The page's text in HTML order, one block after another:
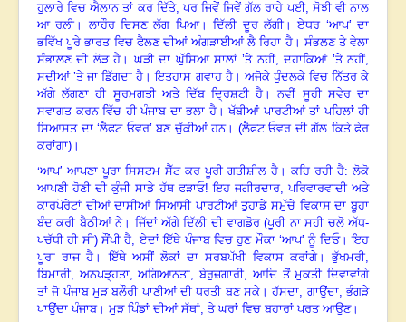
ਹੁਲਾਰੇਵਿਚ ਐਲਾਨ ਤਾਂ ਕਰ ਦਿੱਤੇ, ਪਰ ਜਿਵੇਂ ਜਿਵੇਂ ਗੱਲ ਰਾਹੇ ਪਈ, ਸੋਝੀ ਵੀ ਨਾਲ
ਆ ਰਲ਼ੀ। ਲਾਹੌਰ ਦਿਸਣ ਲੱਗ ਪਿਆ। ਦਿੱਲੀ ਦੂਰ ਲੱਗੀ। ਏਧਰ ‘ਆਪ’ਦਾ
ਭਵਿੱਖ ਪੂਰੇ ਭਾਰਤ ਵਿਚ ਫੈਲਣ ਦੀਆਂ ਅੰਗੜਾਈਆਂ ਲੈ ਰਿਹਾ ਹੈ। ਸੰਭਲਣ ਤੇ ਵੇਲਾ
ਸੰਭਾਲਣ ਦੀ ਲੋੜ ਹੈ। ਘੜੀ ਦਾ ਘੁੱਸਿਆ ਸਾਲਾਂ’ਤੇ ਨਹੀਂ,ਦਹਾਕਿਆਂ ’ਤੇ ਨਹੀਂ,
ਸਦੀਆਂ’ਤੇ ਜਾ ਡਿੱਗਦਾ ਹੈ। ਇਤਹਾਸ ਗਵਾਹ ਹੈ। ਅਜੋਕੇ ਧੁੰਦਲਕੇ ਵਿਚ ਨਿੱਤਰ ਕੇ
ਅੱਗੇ ਲੱਗਣਾ ਹੀ ਸੂਰਮਗਤੀ ਅਤੇ ਦਿੱਬ ਦ੍ਰਿਸ਼ਟੀ ਹੈ। ਨਵੀਂ ਸੂਹੀ ਸਵੇਰ ਦਾ
ਸਵਾਗਤ ਕਰਨ ਵਿੱਚ ਹੀ ਪੰਜਾਬ ਦਾ ਭਲਾ ਹੈ। ਖੱਬੀਆਂ ਪਾਰਟੀਆਂ ਤਾਂ ਪਹਿਲਾਂ ਹੀ
ਸਿਆਸਤ ਦਾ ‘ਲੈਫਟ ਓਵਰ’ ਬਣ ਚੁੱਕੀਆਂ ਹਨ। (ਲੈਫਟ ਓਵਰ ਦੀ ਗੱਲ ਕਿਤੇ ਫੇਰ
ਕਰਾਂਗਾ)।
‘ਆਪ’ ਆਪਣਾ ਪੂਰਾ ਸਿਸਟਮ ਸੈੱਟ ਕਰ ਪੂਰੀ ਗਤੀਸ਼ੀਲ ਹੈ। ਕਹਿ ਰਹੀ ਹੈ: ਲੋਕੋ
ਆਪਣੀ ਹੋਣੀ ਦੀ ਕੁੰਜੀ ਸਾਡੇ ਹੱਥ ਫੜਾਓ! ਇਹ ਜਗੀਰਦਾਰ, ਪਰਿਵਾਰਵਾਦੀ ਅਤੇ
ਕਾਰਪੋਰੇਟਾਂ ਦੀਆਂ ਦਾਸੀਆਂ ਸਿਆਸੀ ਪਾਰਟੀਆਂ ਤੁਹਾਡੇ ਸਮੁੱਚੇ ਵਿਕਾਸ ਦਾ ਬੂਹਾ
ਬੰਦ ਕਰੀ ਬੈਠੀਆਂ ਨੇ। ਜਿੱਦਾਂ ਅੱਗੇ ਦਿੱਲੀ ਦੀ ਵਾਗਡੋਰ (ਪੂਰੀ ਨਾ ਸਹੀ ਚਲੋ ਅੱਧ-
ਪਚੱਧੀ ਹੀ ਸੀ) ਸੌਂਪੀ ਹੈ, ਏਦਾਂ ਇੱਥੇ ਪੰਜਾਬ ਵਿਚ ਹੁਣ ਮੌਕਾ ‘ਆਪ’ਨੂੰ ਦਿਓ। ਇਹ
ਪੂਰਾ ਰਾਜ ਹੈ। ਇੱਥੇ ਅਸੀਂ ਲੋਕਾਂ ਦਾ ਸਰਬਪੱਖੀ ਵਿਕਾਸ ਕਰਾਂਗੇ। ਭੁੱਖਮਰੀ,
ਬਿਮਾਰੀ, ਅਨਪੜ੍ਹਤਾ,ਅਗਿਆਨਤਾ,ਬੇਰੁਜ਼ਗਾਰੀ, ਆਦਿ ਤੋਂ ਮੁਕਤੀ ਦਿਵਾਵਾਂਗੇ
ਤਾਂ ਜੋ ਪੰਜਾਬ ਮੁੜ ਬਲੌਰੀ ਪਾਣੀਆਂ ਦੀ ਧਰਤੀ ਬਣ ਸਕੇ। ਹੱਸਦਾ, ਗਾਉਂਦਾ,ਭੰਗੜੇ
ਪਾਉਂਦਾ ਪੰਜਾਬ। ਮੁੜ ਪਿੰਡਾਂ ਦੀਆਂ ਸੱਥਾਂ, ਤੇ ਘਰਾਂ ਵਿਚ ਬਹਾਰਾਂ ਪਰਤ ਆਉਣ।